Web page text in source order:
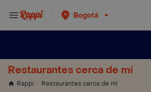
Bogotá
Restaurantes cerca de mí
Rappi Restaurantes cerca de mí